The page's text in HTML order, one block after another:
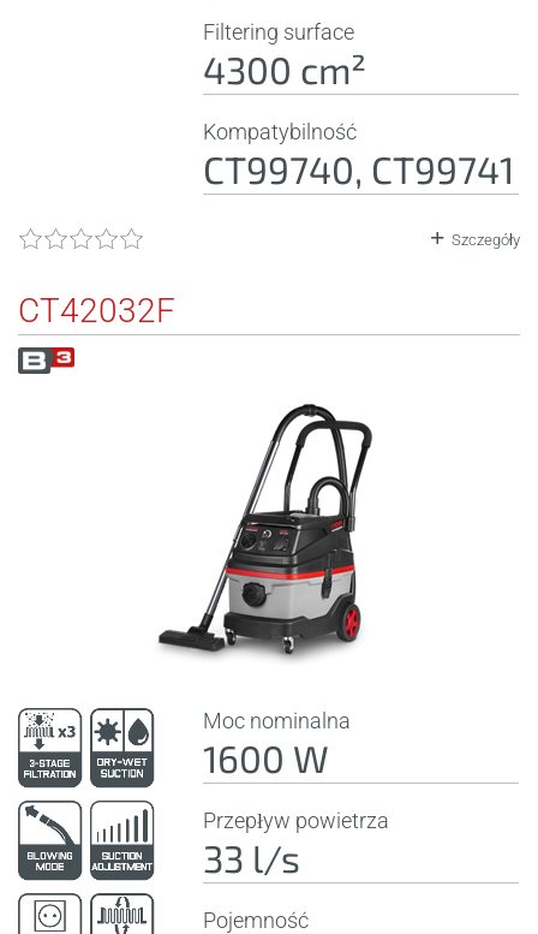
Filtering surface
4300 cm²
Kompatybilność
CT99740, CT99741
Szczegóły
CT42032F
Moc nominalna
1600 W
Przepływ powietrza
33 l/s
Pojemność